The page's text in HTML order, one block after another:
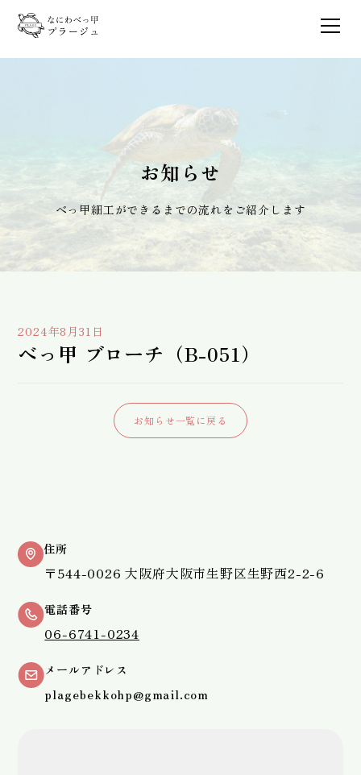
お知らせ
べっ甲細工ができるまでの流れをご紹介します
2024年8月31日
べっ甲 ブローチ（B-051）
お知らせ一覧に戻る
住所
〒544-0026 大阪府大阪市生野区生野西2-2-6
電話番号
06-6741-0234
メールアドレス
plagebekkohp@gmail.com